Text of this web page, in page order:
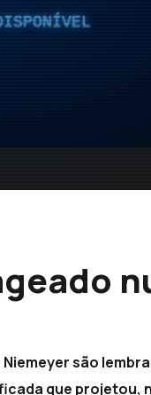
são
que projetou,